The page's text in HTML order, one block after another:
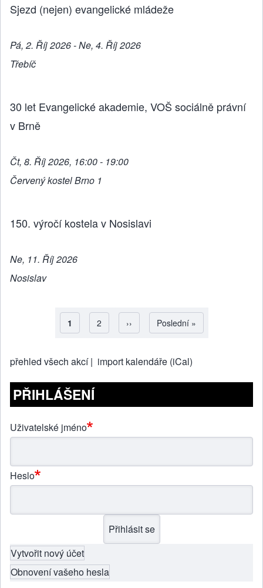
Sjezd (nejen) evangelické mládeže
Pá, 2. Říj 2026 - Ne, 4. Říj 2026
Třebíč
30 let Evangelické akademie, VOŠ sociálně právní
v Brně
Čt, 8. Říj 2026, 16:00 - 19:00
Červený kostel Brno 1
150. výročí kostela v Nosislavi
Ne, 11. Říj 2026
Nosislav
Pagination
Aktuální stránka
1 Strana
2 Následující stránka
›› Poslední stránka
Poslední »
přehled všech akcí | import kalendáře (iCal)
PŘIHLÁŠENÍ
Uživatelské jméno
Heslo
Vytvořit nový účet
Obnovení vašeho hesla